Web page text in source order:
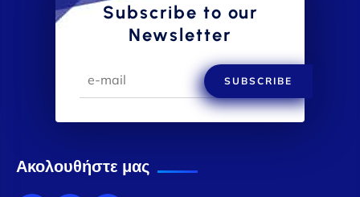
Subscribe to our
Newsletter
SUBSCRIBE
Ακολουθήστε μας